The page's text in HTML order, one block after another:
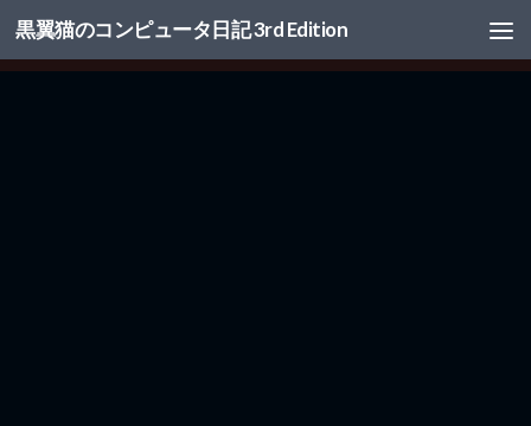
コンテンツへスキップ
黒翼猫のコンピュータ日記 3rd Edition